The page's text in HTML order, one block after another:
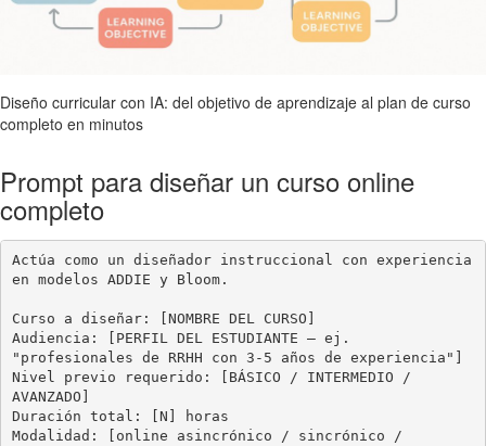
Diseño curricular con IA: del objetivo de aprendizaje al plan de curso
completo en minutos
Prompt para diseñar un curso online
completo
Actúa como un diseñador instruccional con experiencia
en modelos ADDIE y Bloom.
Curso a diseñar: [NOMBRE DEL CURSO]
Audiencia: [PERFIL DEL ESTUDIANTE — ej.
"profesionales de RRHH con 3-5 años de experiencia"]
Nivel previo requerido: [BÁSICO / INTERMEDIO /
AVANZADO]
Duración total: [N] horas
Modalidad: [online asincrónico / sincrónico /